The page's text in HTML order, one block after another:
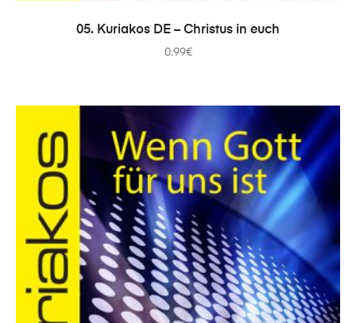
IN DEN WARENKORB
05. Kuriakos DE – Christus in euch
0.99€